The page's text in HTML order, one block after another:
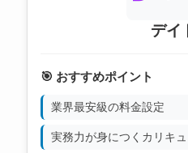
デイ
🎯 おすすめポイント
業界最安級の料金設定
実務力が身につくカリキ